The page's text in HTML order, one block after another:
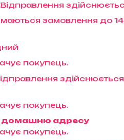
замовлення до
покупець.
здійснюється
покупець.
домашню адресу
покупець.